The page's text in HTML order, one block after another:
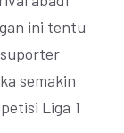
ini tentu
semakin
Liga 1